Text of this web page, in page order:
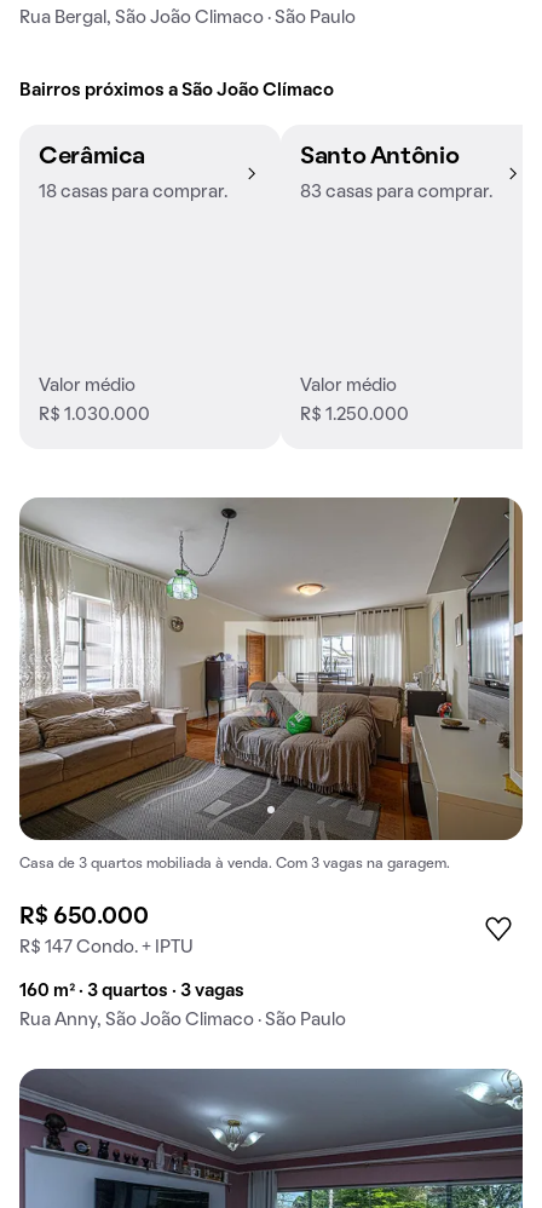
Rua Bergal, São João Climaco · São Paulo
Bairros próximos a São João Clímaco
Cerâmica
18 casas para comprar.
Valor médio
R$ 1.030.000
Santo Antônio
83 casas para comprar.
Valor médio
R$ 1.250.000
Casa de 3 quartos mobiliada à venda. Com 3 vagas na garagem.
R$ 650.000
R$ 147 Condo. + IPTU
160 m² · 3 quartos · 3 vagas
Rua Anny, São João Climaco · São Paulo